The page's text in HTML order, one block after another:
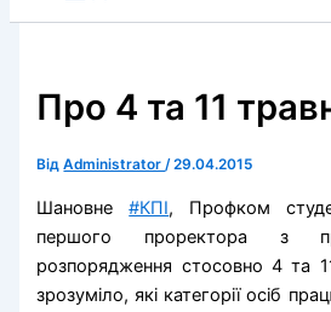
Про 4 та 11
ВідAdministrator/29.04.2015
Шановне#КПІ, Профком
першого проректора з
розпорядження стосовно 4 та
зрозуміло, які категорії осіб